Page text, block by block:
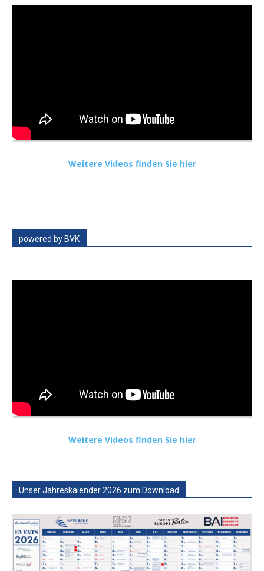
Weitere Videos finden Sie hier
powered by BVK
Weitere Videos finden Sie hier
Unser Jahreskalender 2026 zum Download